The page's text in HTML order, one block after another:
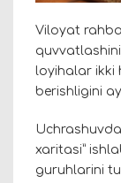
Viloyat
loyihalar ikki
berishligini
xaritasi”
guruhlarini